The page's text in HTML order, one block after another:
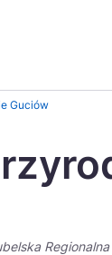
Guciów